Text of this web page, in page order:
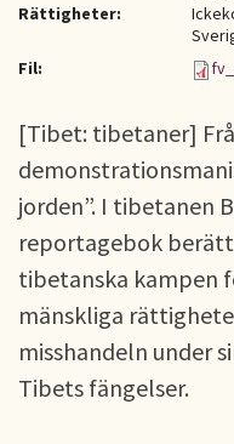
Rättigheter:
Fil:
[Tibet: tibetaner]
jorden”. I tibetanen
reportagebok
tibetanska kampen
mänskliga
misshandeln under
Tibets fängelser.